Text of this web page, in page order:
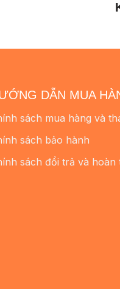
DẪN MUA
sách mua hàng và
sách bảo hành
sách đổi trả và hoàn